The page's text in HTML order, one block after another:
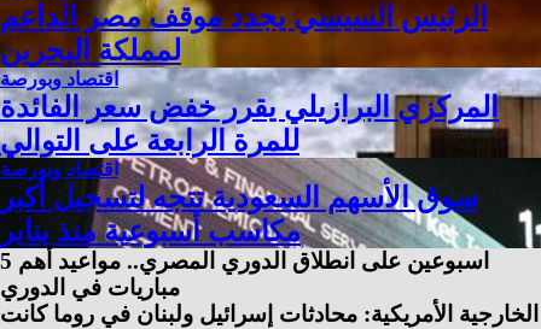
الرئيس السيسي يجدد موقف مصر الداعم
لمملكة البحرين
اقتصاد وبورصة
المركزي البرازيلي يقرر خفض سعر الفائدة
للمرة الرابعة على التوالي
اقتصاد وبورصة
سوق الأسهم السعودية تتجه لتسجيل أكبر
مكاسب أسبوعية منذ يناير
اسبوعين على انطلاق الدوري المصري.. مواعيد أهم 5
مباريات في الدوري
الخارجية الأمريكية: محادثات إسرائيل ولبنان في روما كانت